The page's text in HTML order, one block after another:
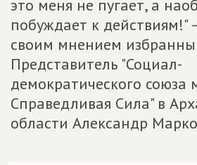
это меня не пугает, а
побуждает к действиям!"
своим мнением
Представитель "Социал-
демократического союза
Справедливая Сила" в
области Александр